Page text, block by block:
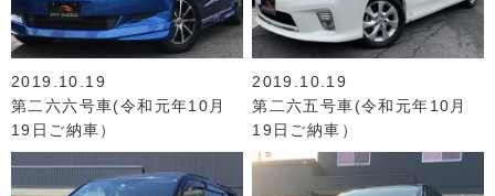
2019.10.19
第二六六号車(令和元年10月
19日ご納車）
2019.10.19
第二六五号車(令和元年10月
19日ご納車）